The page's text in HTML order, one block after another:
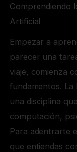
Comprendiendo
Artificial
Empezar a
parecer una
viaje, comienza
fundamentos.
una disciplina
computación,
Para adentrarte
que entiendas